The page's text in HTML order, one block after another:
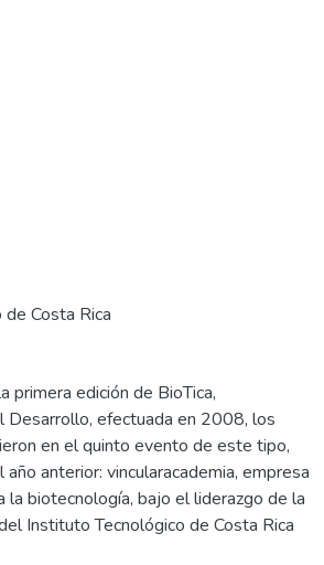
Costa Rica
primera edición de BioTica,
Desarrollo, efectuada en 2008, los
en el quinto evento de este tipo,
anterior: vincularacademia, empresa
la biotecnología, bajo el liderazgo de la
Instituto Tecnológico de Costa Rica